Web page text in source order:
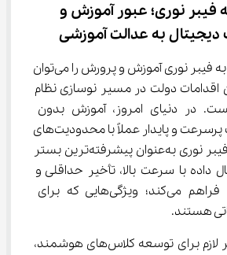
فیبر نوری؛ عبور آموزش و
به عدالت آموزشی
طرح اتصال مدارس به فیبر نوری آموزش و پرورش را می‌توان
زیربنایی‌ترین اقدامات دولت در مسیر نوسازی نظام
در دنیای امروز، آموزش بدون
دسترسی به اینترنت پرسرعت و پایدار عملاً با محدودیت‌های
جدی مواجه است. فیبر نوری به‌عنوان پیشرفته‌ترین بستر
داده با سرعت بالا، تأخیر حداقلی و
پایداری قابل‌اتکا را فراهم می‌کند؛ ویژگی‌هایی که برای
هستند.
این زیرساخت، بستر لازم برای توسعه کلاس‌های هوشمند،